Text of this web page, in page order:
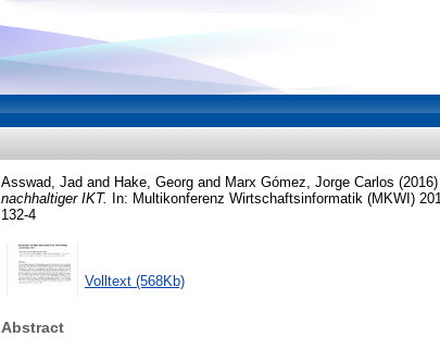
Asswad, Jad and Hake, Georg and Marx Gómez, Jorge Carlos (2016)
nachhaltiger IKT.
In: Multikonferenz Wirtschaftsinformatik (MKWI)
132-4
Volltext (568Kb)
Abstract